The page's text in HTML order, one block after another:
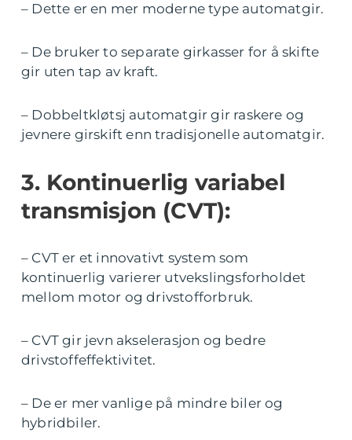
– Dette er en mer moderne type automatgir.
– De bruker to separate girkasser for å skifte
gir uten tap av kraft.
– Dobbeltkløtsj automatgir gir raskere og
jevnere girskift enn tradisjonelle automatgir.
3. Kontinuerlig variabel
transmisjon (CVT):
– CVT er et innovativt system som
kontinuerlig varierer utvekslingsforholdet
mellom motor og drivstofforbruk.
– CVT gir jevn akselerasjon og bedre
drivstoffeffektivitet.
– De er mer vanlige på mindre biler og
hybridbiler.